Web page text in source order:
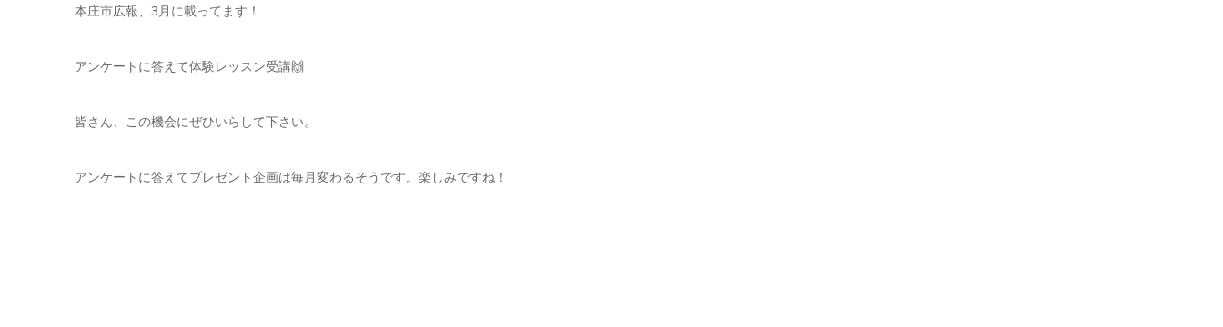
本庄市広報、3月に載ってます！
アンケートに答えて体験レッスン受講🙌
皆さん、この機会にぜひいらして下さい。
アンケートに答えてプレゼント企画は毎月変わるそうです。楽しみですね！